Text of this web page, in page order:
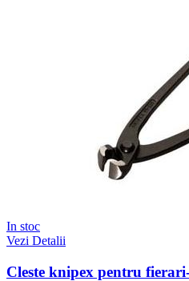
In stoc
Vezi Detalii
Cleste knipex pentru